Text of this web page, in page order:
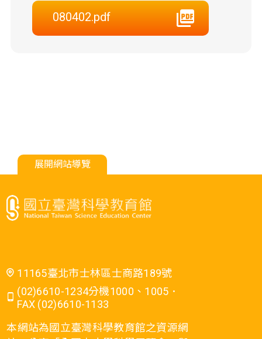
080402.pdf
展開網站導覽
11165臺北市士林區士商路189號
(02)6610-1234分機1000、1005．
FAX (02)6610-1133
本網站為國立臺灣科學教育館之資源網